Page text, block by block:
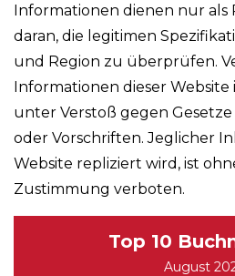
Informationen dienen nur als
daran, die legitimen
und Region zu überprüfen.
Informationen dieser
unter Verstoß gegen
oder Vorschriften. Jeglicher
Website repliziert wird, ist
Zustimmung verboten.
Top 10
August